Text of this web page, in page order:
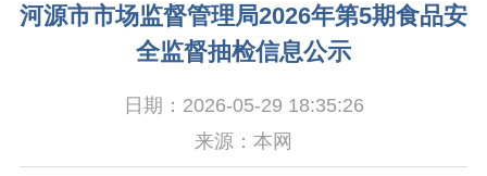
河源市市场监督管理局2026年第5期食品安
全监督抽检信息公示
日期：2026-05-29 18:35:26
来源：本网